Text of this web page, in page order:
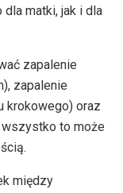
matki, jak i dla
zapalenie
zapalenie
krokowego) oraz
to może
między